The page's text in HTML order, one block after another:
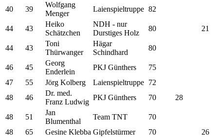
40
39
Wolfgang
Menger
Laienspieltruppe 82
44 43
Heiko
Schätzchen
NDH - nur
Durstiges Holz
80 21
44 43
Toni
Thürwanger
Hägar
Schindhard
80
46 45
Georg
Enderlein
PKJ Günthers
75
47
55 Jörg Kolberg Laienspieltruppe 72
48
46
Dr. med.
Franz Ludwig
PKJ Günthers 70 28
48 51
Jan
Blumenthal
Team TNT
70
48
65 Gesine Klebba Gipfelstürmer 70
26